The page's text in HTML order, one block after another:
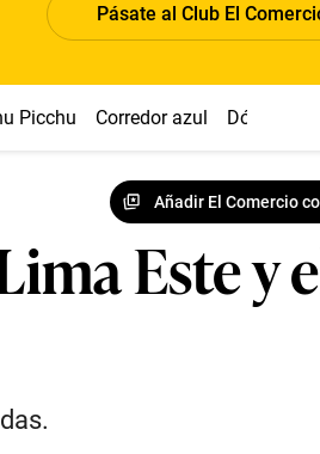
Pásate al Club El
Picchu Corredor azul Dólar
Añadir El Comercio
Este y